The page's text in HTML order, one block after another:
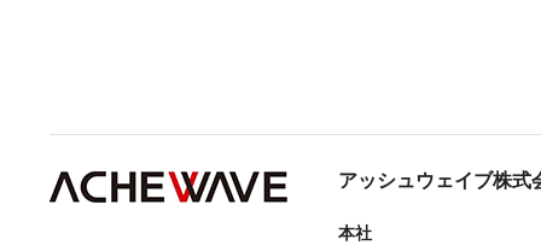
アッシュウェイブ株式
本社